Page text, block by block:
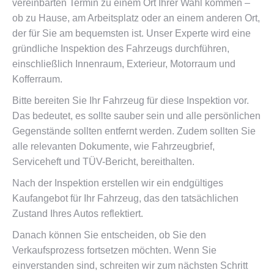
vereinbarten Termin zu einem Ort Ihrer Wahl kommen –
ob zu Hause, am Arbeitsplatz oder an einem anderen Ort,
der für Sie am bequemsten ist. Unser Experte wird eine
gründliche Inspektion des Fahrzeugs durchführen,
einschließlich Innenraum, Exterieur, Motorraum und
Kofferraum.
Bitte bereiten Sie Ihr Fahrzeug für diese Inspektion vor.
Das bedeutet, es sollte sauber sein und alle persönlichen
Gegenstände sollten entfernt werden. Zudem sollten Sie
alle relevanten Dokumente, wie Fahrzeugbrief,
Serviceheft und TÜV-Bericht, bereithalten.
Nach der Inspektion erstellen wir ein endgültiges
Kaufangebot für Ihr Fahrzeug, das den tatsächlichen
Zustand Ihres Autos reflektiert.
Danach können Sie entscheiden, ob Sie den
Verkaufsprozess fortsetzen möchten. Wenn Sie
einverstanden sind, schreiten wir zum nächsten Schritt